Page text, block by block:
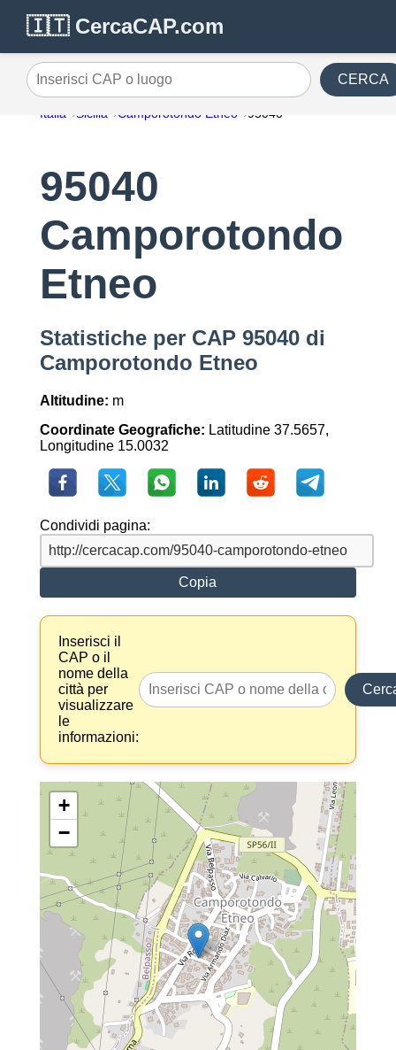
🇮🇹 CercaCAP.com
Inserisci CAP o luogo CERCA
Italia Sicilia Camporotondo Etneo 95040
95040
Camporotondo
Etneo
Statistiche per CAP 95040 di
Camporotondo Etneo
Altitudine: m
Coordinate Geografiche: Latitudine 37.5657,
Longitudine 15.0032
Condividi pagina:
Copia
Inserisci il
CAP o il
nome della
città per
visualizzare
le
informazioni:
+
−